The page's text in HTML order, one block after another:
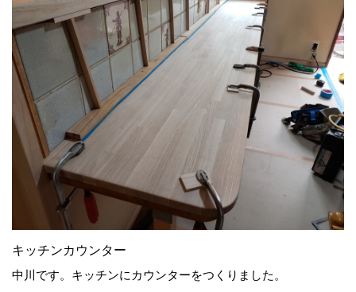
キッチンカウンター
中川です。キッチンにカウンターをつくりました。